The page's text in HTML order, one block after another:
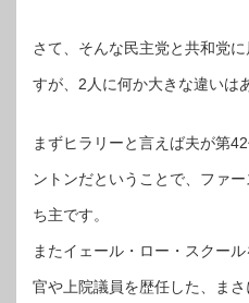
さて、そんな民主党と共和党
すが、2人に何か大きな違いは
まずヒラリーと言えば夫が第
ントンだということで、ファ
ち主です。
またイェール・ロー・スクー
官や上院議員を歴任した、ま